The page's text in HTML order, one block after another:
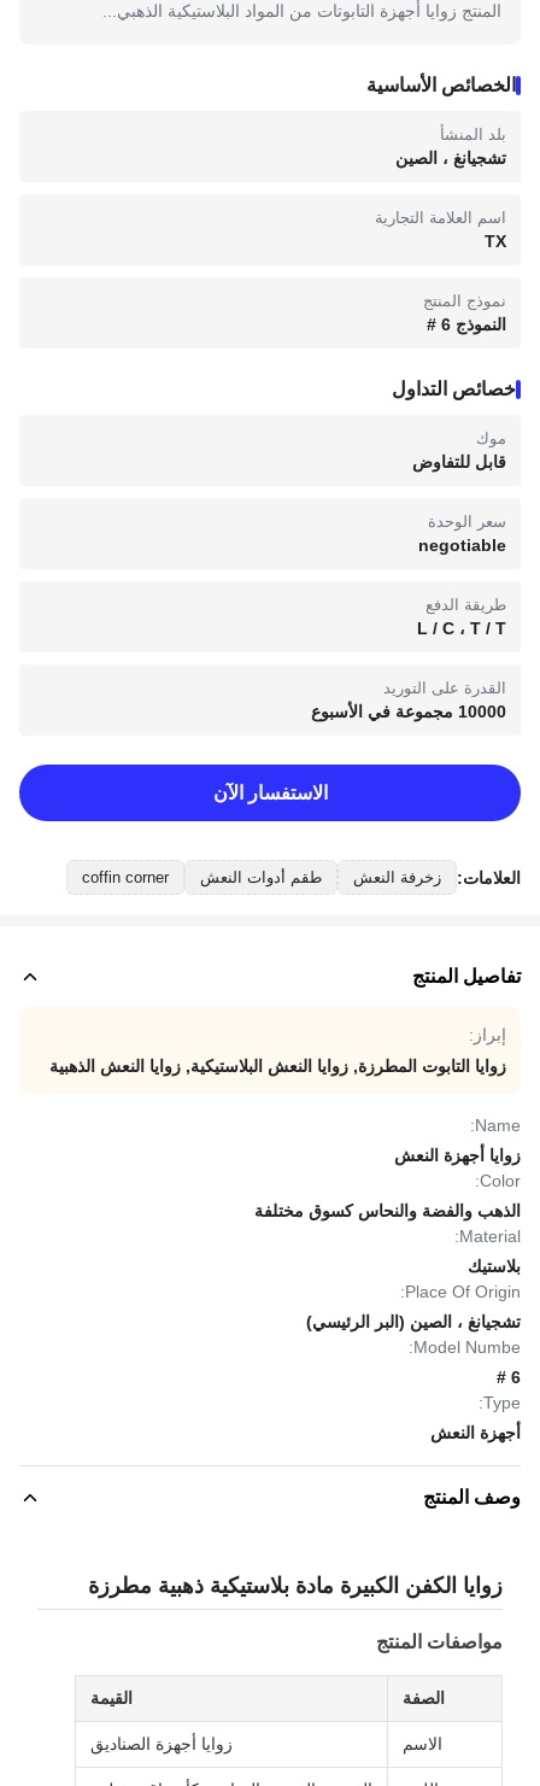
المنتج زوايا أجهزة التابوتات من المواد البلاستيكية الذهبي...
الخصائص الأساسية
بلد المنشأ
تشجيانغ ، الصين
اسم العلامة التجارية
TX
نموذج المنتج
النموذج 6 #
خصائص التداول
موك
قابل للتفاوض
سعر الوحدة
negotiable
طريقة الدفع
L / C ، T / T
القدرة على التوريد
10000 مجموعة في الأسبوع
الاستفسار الآن
العلامات: زخرفة النعش طقم أدوات النعش coffin corner
تفاصيل المنتج
إبراز:
زوايا التابوت المطرزة, زوايا النعش البلاستيكية, زوايا النعش الذهبية
Name:
زوايا أجهزة النعش
Color:
الذهب والفضة والنحاس كسوق مختلفة
Material:
بلاستيك
Place Of Origin:
تشجيانغ ، الصين (البر الرئيسي)
Model Numbe:
6 #
Type:
أجهزة النعش
وصف المنتج
زوايا الكفن الكبيرة مادة بلاستيكية ذهبية مطرزة
مواصفات المنتج
الصفة القيمة
الاسم زوايا أجهزة الصناديق